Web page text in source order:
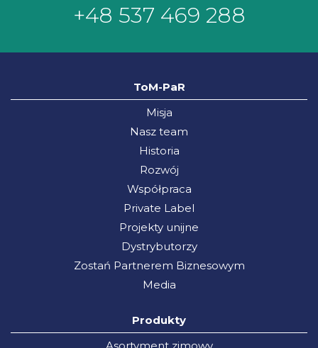
+48 537 469 288
ToM-PaR
Misja
Nasz team
Historia
Rozwój
Współpraca
Private Label
Projekty unijne
Dystrybutorzy
Zostań Partnerem Biznesowym
Media
Produkty